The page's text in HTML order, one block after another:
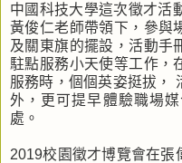
中國科技大學這次徵才活
黃俊仁老師帶領下，參與
及關東旗的擺設，活動手
駐點服務小天使等工作，
服務時，個個英姿挺拔，
外，更可提早體驗職場
處。
2019校園徵才博覽會在張